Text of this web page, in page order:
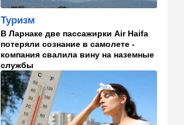
14:18 Мнения
"Это ваше туда-сюда
14:06 Транспорт
Что изменилось в аэропорту
Бен-Гурион после войны:
новые правила,
безопасность и советы
пассажирам
Туризм
В Ларнаке две пассажирки Air Haifa
потеряли сознание в самолете -
компания свалила вину на наземные
службы